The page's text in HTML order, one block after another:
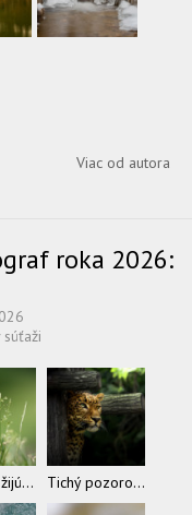
Viac od autora
roka 2026:
Tam, kde žijú sysle Tichý pozorovateľ